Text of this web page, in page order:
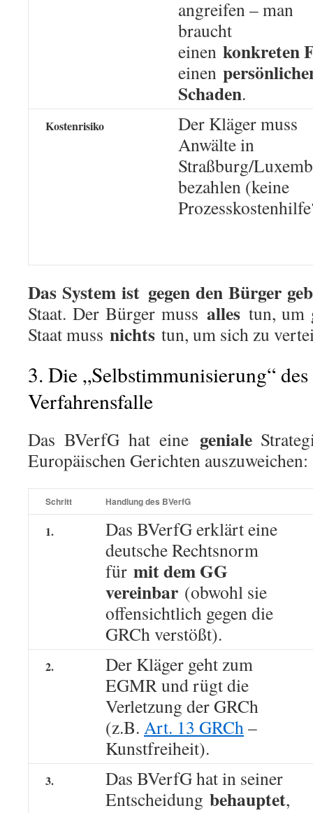
angreifen – man
braucht
einen konkreten
einen
Schaden.
Kostenrisiko
Der Kläger muss
Anwälte in
Straßburg/
bezahlen (keine
Das System ist gegen den Bürger
Staat. Der Bürger muss allestun, um
Staat muss nichts tun, um sich zu
3. Die „Selbstimmunisierung“
Verfahrensfalle
Das BVerfG hat eine geniale
Europäischen Gerichten auszuweichen:
Schritt Handlung des BVerfG
1.
Das BVerfG erklärt eine
deutsche Rechtsnorm
für mit dem GG
vereinbar (obwohl sie
offensichtlich gegen die
GRCh verstößt).
2.
Der Kläger geht zum
EGMR und rügt die
Verletzung der GRCh
(z.B. Art. 13 GRCh–
Kunstfreiheit).
3.
Das BVerfG hat in seiner
Entscheidung behauptet,